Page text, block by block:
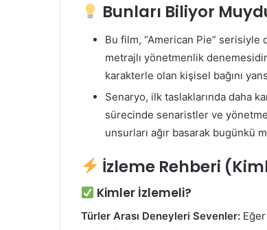
Bunları Biliyor
Bu film, “American Pie” serisiyle
metrajlı yönetmenlik
karakterle olan kişisel bağını
Senaryo, ilk taslaklarında daha
sürecinde senaristler ve
unsurları ağır basarak bugünkü
İzleme Rehberi
Kimler İzlemeli?
Türler Arası Deneyleri Sevenler: